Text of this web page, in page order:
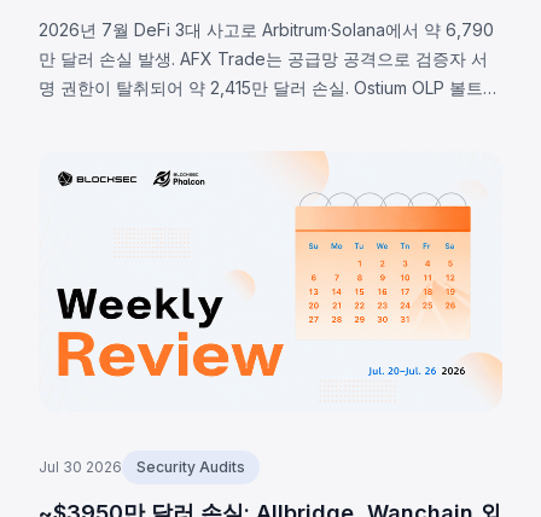
2026년 7월 DeFi 3대 사고로 Arbitrum·Solana에서 약 6,790
만 달러 손실 발생. AFX Trade는 공급망 공격으로 검증자 서
명 권한이 탈취되어 약 2,415만 달러 손실. Ostium OLP 볼트는
격자가 440만 달러로 의결권 확보 후 악의적 자금 이전을 통
과시켜 약 2,000만 달러 손실. 세 사고 모두 프로토콜 보안 범
위가 스마트 컨트랙트 코드를 훨씬 초월함을 보여준다.
Jul 30 2026 Security Audits